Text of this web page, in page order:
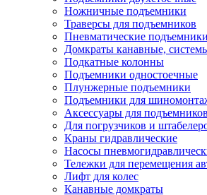
Ножничные подъемники
Траверсы для подъемников
Пневматические подъемники
Домкраты канавные,
Подкатные колонны
Подъемники одностоечные
Плунжерные подъемники
Подъемники для
Аксессуары для подъемников
Для погрузчиков и
Краны гидравлические
Насосы
Тележки для перемещения
Лифт для колес
Канавные домкраты